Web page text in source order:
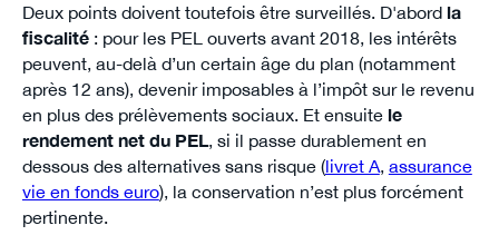
Deux points doivent toutefois être surveillés. D'abord la
fiscalité: pour les PEL ouverts avant 2018, les intérêts
peuvent, au-delà d’un certain âge du plan (notamment
après 12 ans), devenir imposables à l’impôt sur le revenu
en plus des prélèvements sociaux. Et ensuite le
rendement net du PEL, si il passe durablement en
dessous des alternatives sans risque (livret A, assurance
vie en fonds euro), la conservation n’est plus forcément
pertinente.